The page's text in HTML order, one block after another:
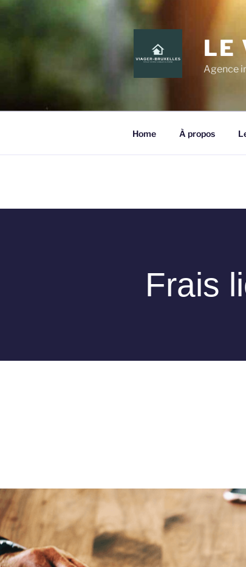
LE
Agence
Home À propos
Frais